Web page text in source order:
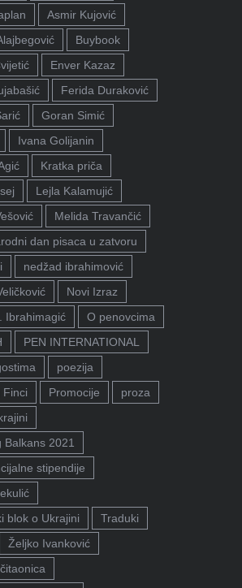
Asmir Kujović
Buybook
Enver Kazaz
Ferida Duraković
Goran Simić
Ivana Golijanin
Kratka priča
Lejla Kalamujić
Melida Travančić
dan pisaca u zatvoru
nedžad ibrahimović
Novi Izraz
Ibrahimagić
O penovcima
PEN INTERNATIONAL
poezija
Finci
Promocije
proza
Balkans 2021
stipendije
blok o Ukrajini
Traduki
Željko Ivanković